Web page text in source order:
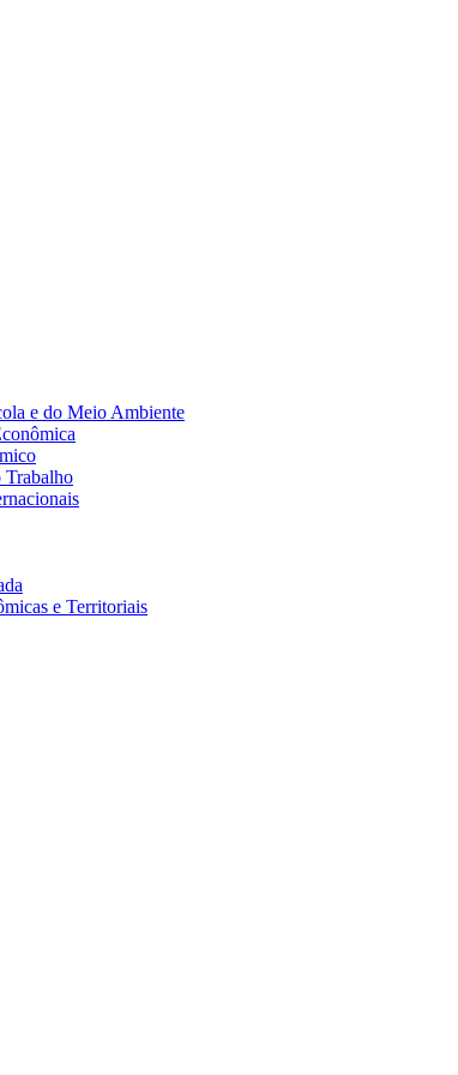
e do Meio Ambiente
Trabalho
e Territoriais